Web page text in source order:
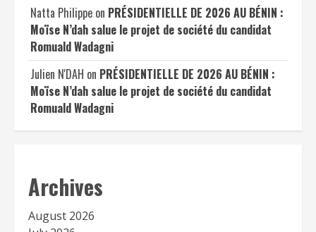
Natta Philippe on PRÉSIDENTIELLE DE 2026 AU BÉNIN :
Moïse N’dah salue le projet de société du candidat
Romuald Wadagni
Julien N'DAH on PRÉSIDENTIELLE DE 2026 AU BÉNIN :
Moïse N’dah salue le projet de société du candidat
Romuald Wadagni
Archives
August 2026